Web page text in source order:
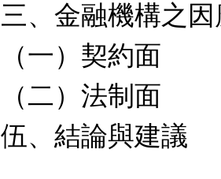
三、金融機構之
（一）契約面
（二）法制面
伍、結論與建議